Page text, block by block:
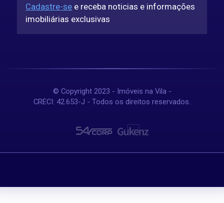
Cadastre-se e receba noticias e informações
imobiliárias exclusivas
© Copyright 2023 - Imóveis na Vila -
CRECI: 42.653-J - Todos os direitos reservados.